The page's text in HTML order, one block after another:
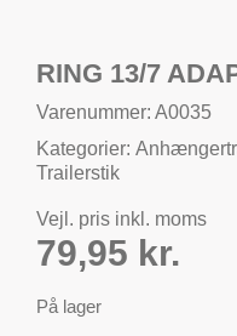
RING 13/7
Varenummer: A0035
Kategorier:
Trailerstik
Vejl. pris inkl. moms
79,95 kr.
På lager